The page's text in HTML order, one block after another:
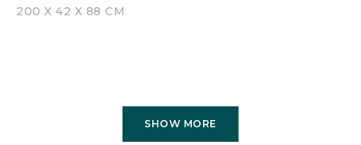
200 X 42 X 88 CM
SHOW MORE